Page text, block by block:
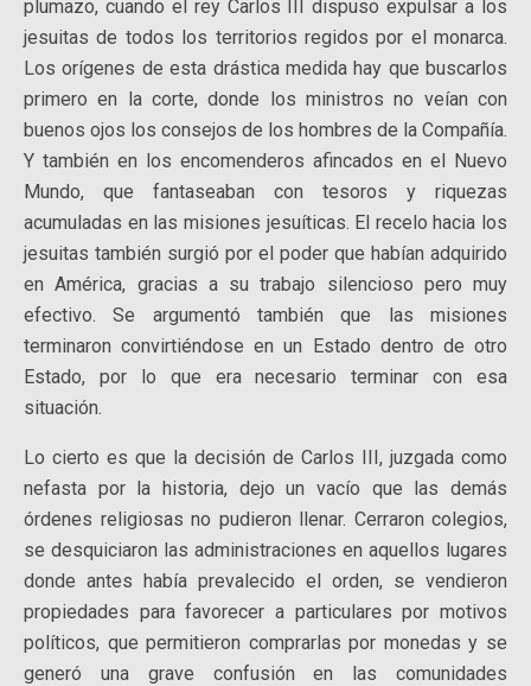
plumazo, cuando el rey Carlos III dispuso expulsar a los
jesuitas de todos los territorios regidos por el monarca.
Los orígenes de esta drástica medida hay que buscarlos
primero en la corte, donde los ministros no veían con
buenos ojos los consejos de los hombres de la Compañía.
Y también en los encomenderos afincados en el Nuevo
Mundo, que fantaseaban con tesoros y riquezas
acumuladas en las misiones jesuíticas. El recelo hacia los
jesuitas también surgió por el poder que habían adquirido
en América, gracias a su trabajo silencioso pero muy
efectivo. Se argumentó también que las misiones
terminaron convirtiéndose en un Estado dentro de otro
Estado, por lo que era necesario terminar con esa
situación.
Lo cierto es que la decisión de Carlos III, juzgada como
nefasta por la historia, dejo un vacío que las demás
órdenes religiosas no pudieron llenar. Cerraron colegios,
se desquiciaron las administraciones en aquellos lugares
donde antes había prevalecido el orden, se vendieron
propiedades para favorecer a particulares por motivos
políticos, que permitieron comprarlas por monedas y se
generó una grave confusión en las comunidades